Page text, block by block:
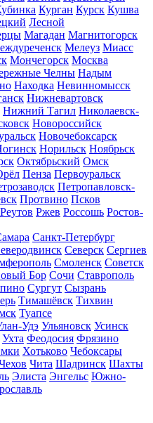
Курган Курск Кушва
Лесной
Магадан Магнитогорск
Мелеуз Миасс
Мончегорск Москва
Челны Надым
Находка Невинномысск
Нижневартовск
Нижний Тагил Николаевск-
Новороссийск
Новочебоксарск
Норильск Ноябрьск
Октябрьский Омск
Пенза Первоуральск
Петропавловск-
Протвино Псков
Реутов Ржев Россошь Ростов-
Санкт-Петербург
Северск Сергиев
Смоленск Советск
Бор Сочи Ставрополь
Сургут Сызрань
Тимашёвск Тихвин
Туапсе
Удэ Ульяновск Усинск
Ухта Феодосия Фрязино
Хотьково Чебоксары
Чита Шадринск Шахты
Элиста Энгельс Южно-